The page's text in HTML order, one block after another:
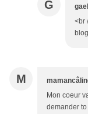
G
<br
M
Mon coeur
demander